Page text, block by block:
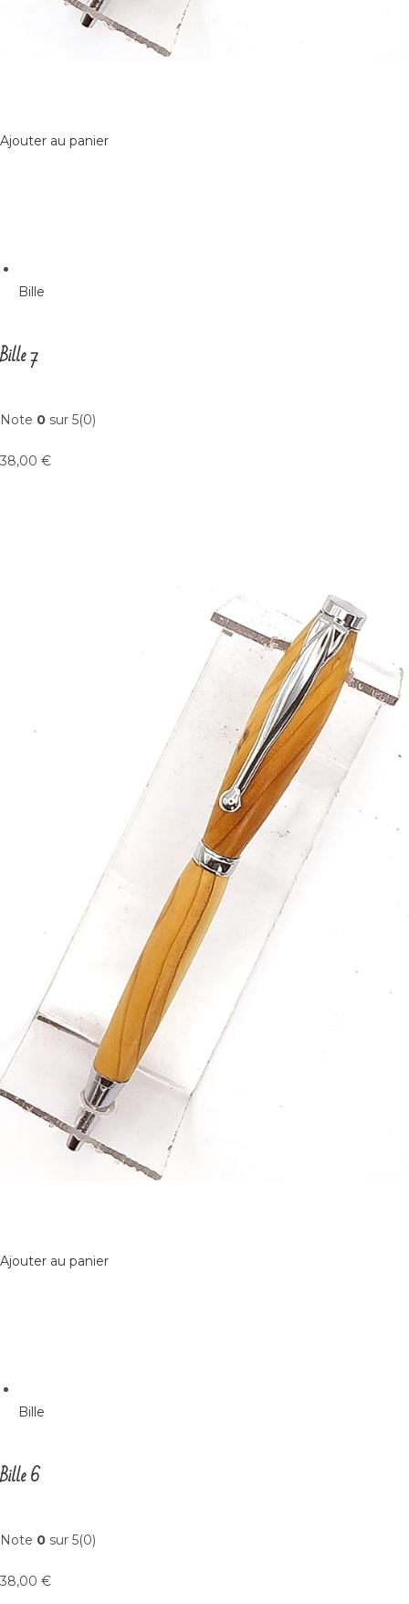
Ajouter au panier
Bille
Bille 7
Note 0 sur 5(0)
38,00 €
Ajouter au panier
Bille
Bille 6
Note 0 sur 5(0)
38,00 €